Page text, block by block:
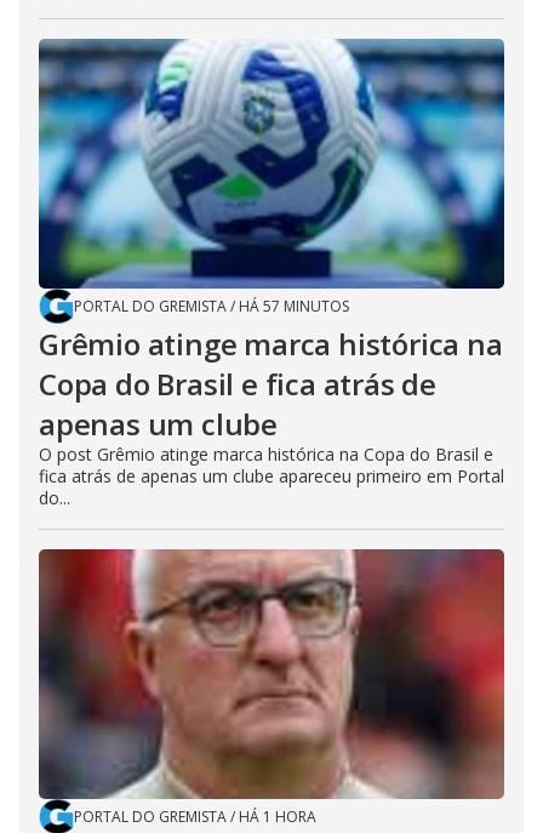
PORTAL DO GREMISTA/ HÁ 57 MINUTOS
Grêmio atinge marca histórica na
Copa do Brasil e fica atrás de
apenas um clube
O post Grêmio atinge marca histórica na Copa do Brasil e
fica atrás de apenas um clube apareceu primeiro em Portal
do...
PORTAL DO GREMISTA/ HÁ 1 HORA